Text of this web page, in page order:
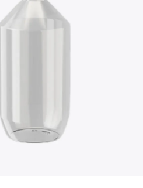
на первое ваше сообщение-
(будние дни)
*Данные за предыдущий месяц